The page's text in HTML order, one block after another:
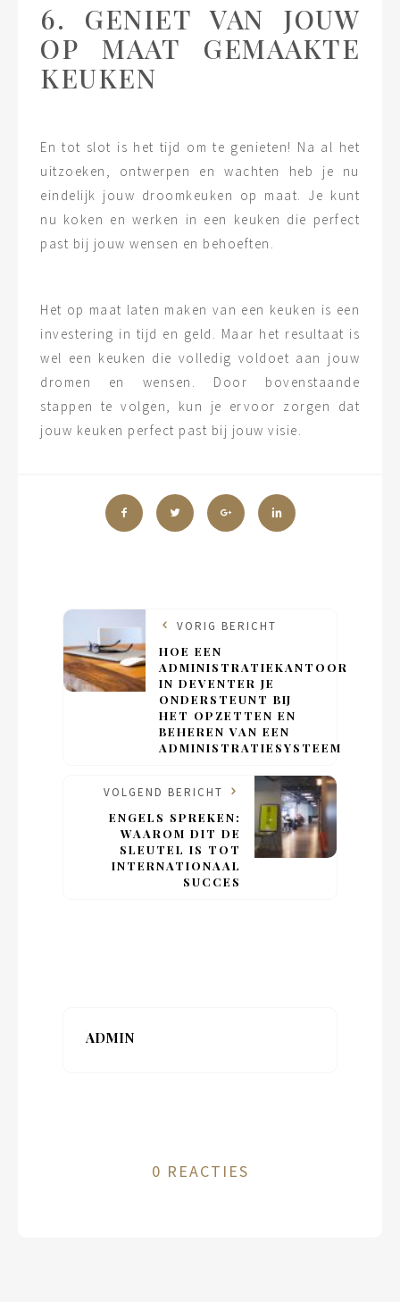
6. GENIET VAN JOUW
OP MAAT GEMAAKTE
KEUKEN
En tot slot is het tijd om te genieten! Na al het
uitzoeken, ontwerpen en wachten heb je nu
eindelijk jouw droomkeuken op maat. Je kunt
nu koken en werken in een keuken die perfect
past bij jouw wensen en behoeften.
Het op maat laten maken van een keuken is een
investering in tijd en geld. Maar het resultaat is
wel een keuken die volledig voldoet aan jouw
dromen en wensen. Door bovenstaande
stappen te volgen, kun je ervoor zorgen dat
jouw keuken perfect past bij jouw visie.
VORIG BERICHT
HOE EEN
ADMINISTRATIEKANTOOR
IN DEVENTER JE
ONDERSTEUNT BIJ
HET OPZETTEN EN
BEHEREN VAN EEN
ADMINISTRATIESYSTEEM
VOLGEND BERICHT
ENGELS SPREKEN:
WAAROM DIT DE
SLEUTEL IS TOT
INTERNATIONAAL
SUCCES
ADMIN
0 REACTIES